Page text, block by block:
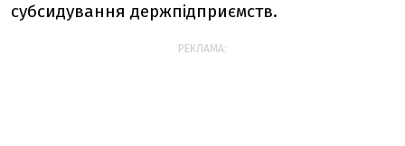
субсидування держпідприємств.
РЕКЛАМА: